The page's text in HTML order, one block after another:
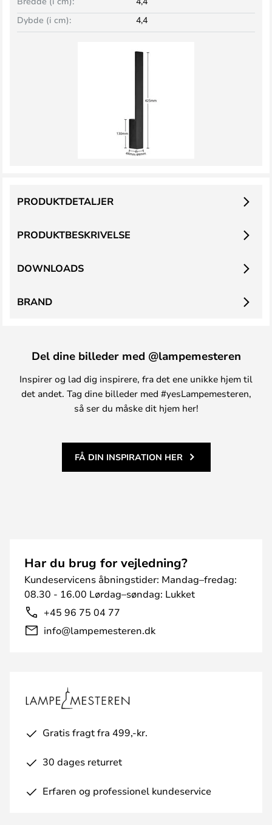
Dybde (i cm):
4,4
PRODUKTBESKRIVELSE
PRODUKTDETALJER
DOWNLOADS
BRAND
Del dine billeder med @lampemesteren
Inspirer og lad dig inspirere, fra det ene unikke hjem til
det andet. Tag dine billeder med #yesLampemesteren,
så ser du måske dit hjem her!
FÅ DIN INSPIRATION HER
Har du brug for vejledning?
Kundeservicens åbningstider: Mandag–fredag:
08.30 - 16.00 Lørdag–søndag: Lukket
+45 96 75 04 77
info@lampemesteren.dk
Gratis fragt fra 499,-kr.
30 dages returret
Erfaren og professionel kundeservice